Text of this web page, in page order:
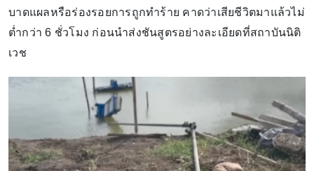
บาดแผลหรือร่องรอยการถูกทำร้าย คาดว่าเสียชีวิตมาแล้วไม่
ต่ำกว่า 6 ชั่วโมง ก่อนนำส่งชันสูตรอย่างละเอียดที่สถาบันนิติ
เวช